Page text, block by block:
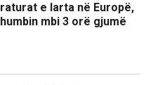
e larta në Europë,
mbi 3 orë gjumë